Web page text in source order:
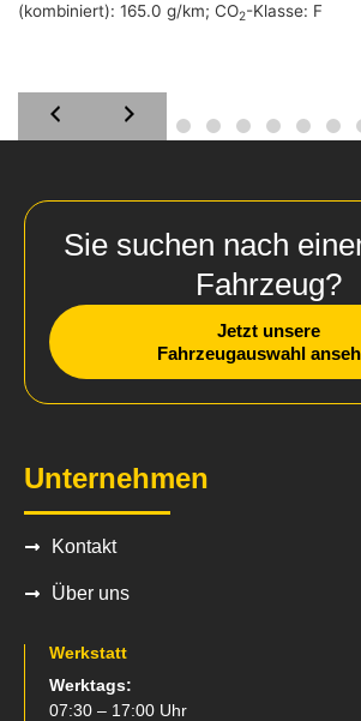
(kombiniert): 165.0 g/km; CO2-Klasse: F
Sie suchen nach
Fahrzeug?
Jetzt unsere
Fahrzeugauswahl
Unternehmen
Kontakt
Über uns
Werkstatt
Werktags:
07:30 – 17:00 Uhr